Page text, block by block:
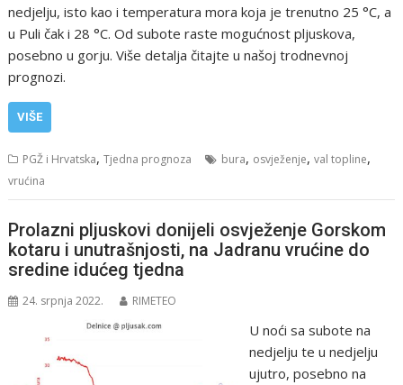
nedjelju, isto kao i temperatura mora koja je trenutno 25 °C, a
u Puli čak i 28 °C. Od subote raste mogućnost pljuskova,
posebno u gorju. Više detalja čitajte u našoj trodnevnoj
prognozi.
VIŠE
PGŽ i Hrvatska,Tjedna prognoza bura, osvježenje,val topline,
vrućina
Prolazni pljuskovi donijeli osvježenje Gorskom
kotaru i unutrašnjosti, na Jadranu vrućine do
sredine idućeg tjedna
24. srpnja 2022. RIMETEO
U noći sa subote na
nedjelju te u nedjelju
ujutro, posebno na